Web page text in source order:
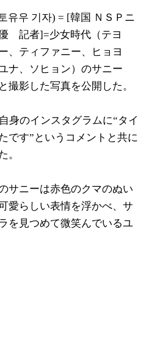
유우 기자) = [韓国 ＮＳＰニ
記者]=少女時代（テヨ
、ティファニー、ヒョヨ
ナ、ソヒョン）のサニー
撮影した写真を公開した。
身のインスタグラムに“タイ
です”というコメントと共に
。
サニーは赤色のクマのぬい
愛らしい表情を浮かべ、サ
を見つめて微笑んでいるユ